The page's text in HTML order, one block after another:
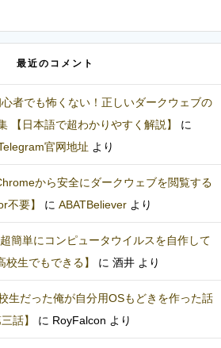
最近のコメント
心者でも怖くない！正しいダークウェブの
【日本語で超わかりやすく解説】
に
官网地址 より
から安全にダークウェブを閲覧する
不要】
に ABATBeliever より
簡単にコンピュータウイルスを自作して
校生でもできる】
に 酒井 より
生だった俺が自分用OSもどきを作った話
三話】
に RoyFalcon より